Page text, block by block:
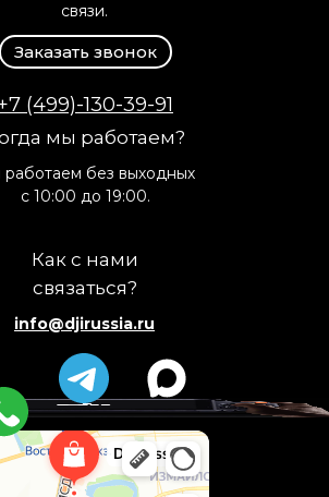
мы работаем?
Как с нами
связаться?
без выходных
с 10:00 до 19:00.
связи.
(499)-130-39-91
info@djirussia.ru
Заказать звонок